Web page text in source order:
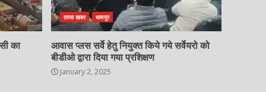
का
ताजा खबर धामपुर
आवास प्लस सर्वे हेतु नियुक्त किये गये सर्वेयरो को
बीडीओ द्वारा दिया गया प्रशिक्षण
January 2, 2025